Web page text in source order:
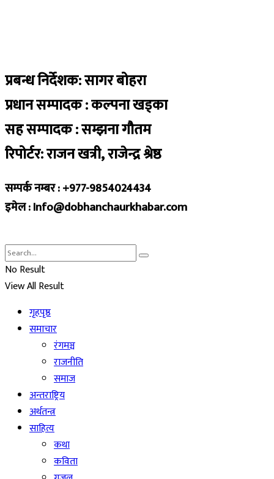
प्रबन्ध निर्देशक: सागर बोहरा
प्रधान सम्पादक : कल्पना खड्का
सह सम्पादक : सम्झना गौतम
रिपोर्टर: राजन खत्री, राजेन्द्र श्रेष्ठ
सम्पर्क नम्बर : +977-9854024434
इमेल : Info@dobhanchaurkhabar.com
No Result
View All Result
गृहपृष्ठ
समाचार
रंगमञ्च
राजनीति
समाज
अन्तराष्ट्रिय
अर्थतन्त्र
साहित्य
कथा
कविता